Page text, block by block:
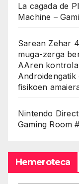
La cagada de
Machine –
Sarean Zehar
muga-zerga
AAren
Androidengatik
fisikoen
Nintendo
Gaming Room
Hemeroteca